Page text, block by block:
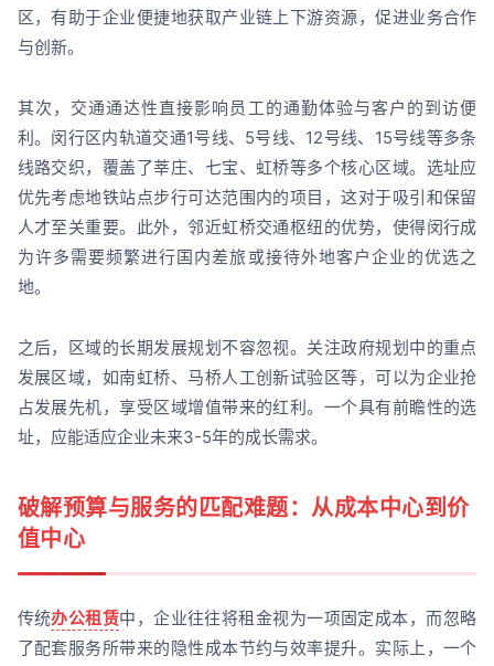
区，有助于企业便捷地获取产业链上下游资源，促进业务合作
与创新。
其次，交通通达性直接影响员工的通勤体验与客户的到访便
利。闵行区内轨道交通1号线、5号线、12号线、15号线等多条
线路交织，覆盖了莘庄、七宝、虹桥等多个核心区域。选址应
优先考虑地铁站点步行可达范围内的项目，这对于吸引和保留
人才至关重要。此外，邻近虹桥交通枢纽的优势，使得闵行成
为许多需要频繁进行国内差旅或接待外地客户企业的优选之
地。
之后，区域的长期发展规划不容忽视。关注政府规划中的重点
发展区域，如南虹桥、马桥人工创新试验区等，可以为企业抢
占发展先机，享受区域增值带来的红利。一个具有前瞻性的选
址，应能适应企业未来3-5年的成长需求。
破解预算与服务的匹配难题：从成本中心到价
值中心
传统办公租赁中，企业往往将租金视为一项固定成本，而忽略
了配套服务所带来的隐性成本节约与效率提升。实际上，一个